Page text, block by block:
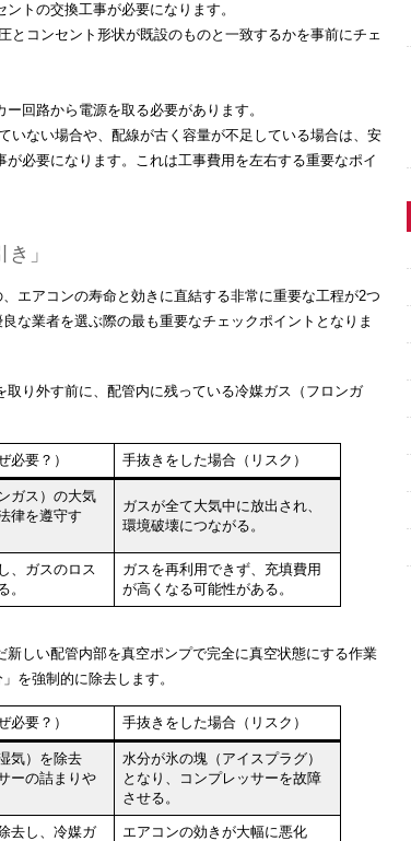
トの交換工事が必要になります。
とコンセント形状が既設のものと一致するかを事前にチェ
回路から電源を取る必要があります。
いない場合や、配線が古く容量が不足している場合は、安
必要になります。これは工事費用を左右する重要なポイ
」
エアコンの寿命と効きに直結する非常に重要な工程が2つ
な業者を選ぶ際の最も重要なチェックポイント となりま
り外す前に、配管内に残っている冷媒ガス（フロンガ
必要？） 手抜きをした場合（リスク）
ガス）の大気
律を遵守す
ガスが全て大気中に放出され、
環境破壊につながる。
、 ガスのロス
。
ガスを再利用できず、 充填費用
が高くなる可能性がある。
新しい配管内部を真空ポンプで完全に真空状態にする作業
を強制的に除去します。
必要？） 手抜きをした場合（リスク）
気）を除去
ーの詰まりや
水分が氷の塊（アイスプラグ）
となり、
コンプレッサーを故障
させる。
去し、冷媒ガ
エアコンの効きが大幅に悪化